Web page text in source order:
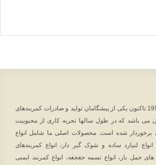
شرکت آدلا از سال 1993 تاکنون یکی از پیشگامان تولید و صادرات کمربندهای
می باشد که در طول سالها تجربه کاری از محبوبیت
برخوردار شده است. محصولات اصلی ما شامل انواع
انواع لنیارد ساده و شوک گیر دار، انواع کمربندهای
حمل بار، انواع تسمه جغجغه، انواع کمربند ایمنی